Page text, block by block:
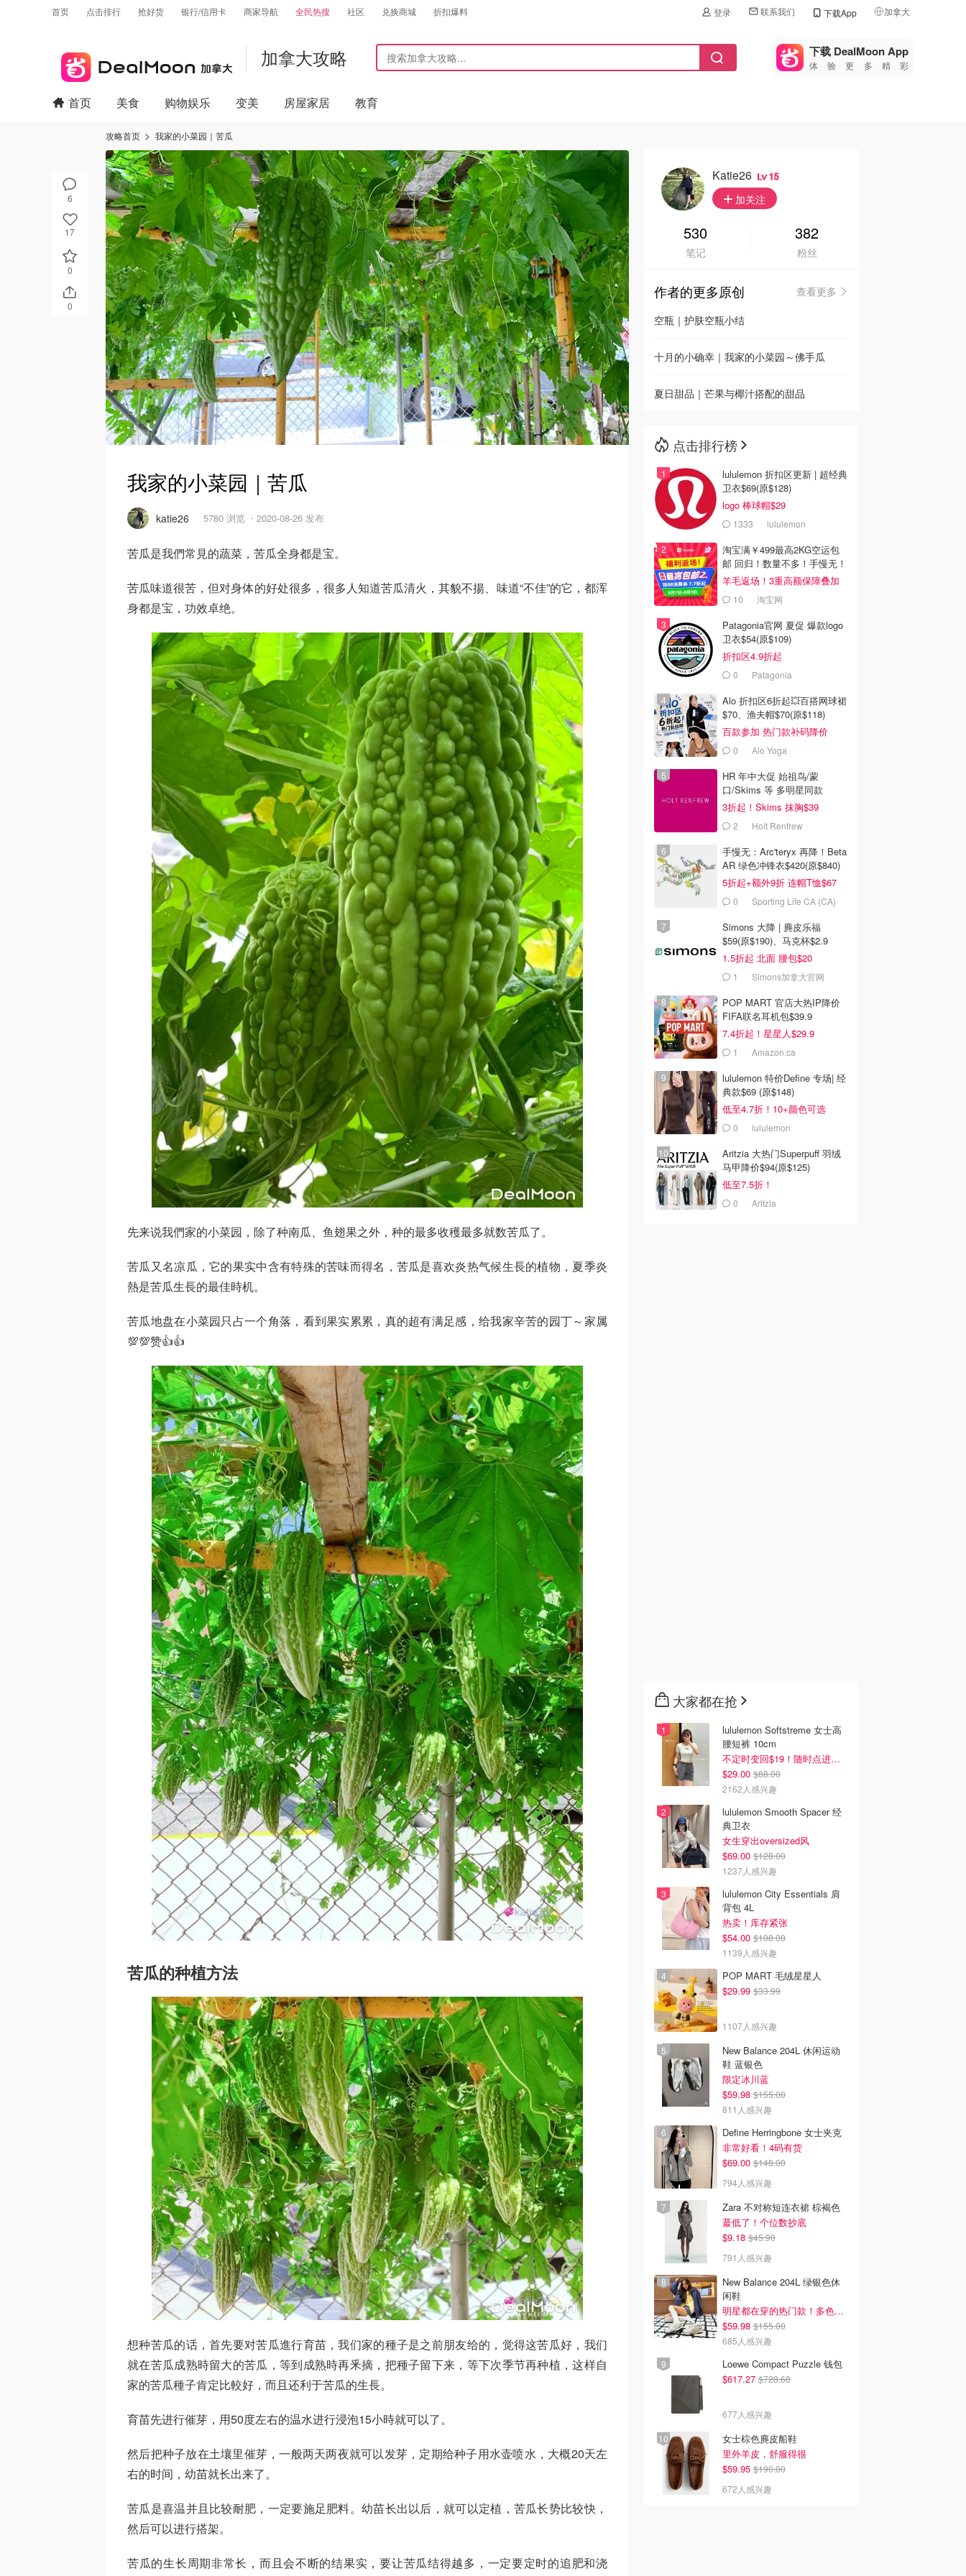
首页 点击排行 抢好货 银行/信用卡 商家导航 全民热搜 社区 兑换商城 折扣爆料 登录 联系我们 下载App 加拿大
🇺🇸
美国
🇨🇳中国
🇮🇹
🇦🇺
🇳🇿新西兰
加拿大攻略 下载 DealMoon App
体验更多精彩
6
17
0
0
首页 美食 购物娱乐 变美 房屋家居 教育
攻略首页 我家的小菜园｜苦瓜
我家的小菜园｜苦瓜
katie26 5780 浏览 2020-08-26 发布
苦瓜是我們常見的蔬菜，苦瓜全身都是宝。
苦瓜味道很苦，但对身体的好处很多，很多人知道苦瓜清火，其貌不揚、味道“不佳”的它，都浑
身都是宝，功效卓绝。
先来说我們家的小菜园，除了种南瓜、鱼翅果之外，种的最多收穫最多就数苦瓜了。
苦瓜又名凉瓜，它的果实中含有特殊的苦味而得名，苦瓜是喜欢炎热气候生長的植物，夏季炎
熱是苦瓜生長的最佳時机。
苦瓜地盘在小菜园只占一个角落，看到果实累累，真的超有满足感，给我家辛苦的园丁～家属
💯💯赞👍👍
苦瓜的种植方法
想种苦瓜的话，首先要对苦瓜進行育苗，我们家的種子是之前朋友给的，觉得这苦瓜好，我们
就在苦瓜成熟時留大的苦瓜，等到成熟時再釆摘，把種子留下来，等下次季节再种植，这样自
家的苦瓜種子肯定比較好，而且还利于苦瓜的生長。
育苗先进行催芽，用50度左右的温水进行浸泡15小時就可以了。
然后把种子放在土壤里催芽，一般两天两夜就可以发芽，定期给种子用水壶喷水，大概20天左
右的时间，幼苗就长出来了。
苦瓜是喜温并且比较耐肥，一定要施足肥料。幼苗长出以后，就可以定植，苦瓜长势比较快，
然后可以进行搭架。
苦瓜的生长周期非常长，而且会不断的结果实，要让苦瓜结得越多，一定要定时的追肥和浇
Katie26 15
加关注
530
笔记
382
粉丝
作者的更多原创
查看更多
空瓶｜护肤空瓶小结
十月的小确幸｜我家的小菜园～佛手瓜
夏日甜品｜芒果与椰汁搭配的甜品
点击排行榜
lululemon 折扣区更新 | 超经典
卫衣$69(原$128)
logo 棒球帽$29
1333 lululemon
淘宝满￥499最高2KG空运包
邮 回归！数量不多！手慢无！
羊毛返场！3重高额保障叠加
10 淘宝网
Patagonia官网 夏促 爆款logo
卫衣$54(原$109)
折扣区4.9折起
0 Patagonia
Alo 折扣区6折起💥百搭网球裙
$70、渔夫帽$70(原$118)
百款参加 热门款补码降价
0 Alo Yoga
HR 年中大促 始祖鸟/蒙
口/Skims 等 多明星同款
3折起！Skims 抹胸$39
2 Holt Renfrew
手慢无：Arc'teryx 再降！Beta
AR 绿色冲锋衣$420(原$840)
5折起+额外9折 连帽T恤$67
0 Sporting Life CA (CA)
Simons 大降 | 麂皮乐福
$59(原$190)、马克杯$2.9
1.5折起 北面 腰包$20
1 Simons加拿大官网
POP MART 官店大热IP降价
FIFA联名耳机包$39.9
7.4折起！星星人$29.9
1 Amazon.ca
lululemon 特价Define 专场| 经
典款$69 (原$148)
低至4.7折！10+颜色可选
0 lululemon
Aritzia 大热门Superpuff 羽绒
马甲降价$94(原$125)
低至7.5折！
0 Aritzia
大家都在抢
lululemon Softstreme 女士高
腰短裤 10cm
不定时变回$19！随时点进来看
$29.00 $88.00
2162人感兴趣
lululemon Smooth Spacer 经
典卫衣
女生穿出oversized风
$69.00 $128.00
1237人感兴趣
lululemon City Essentials 肩
背包 4L
热卖！库存紧张
$54.00 $108.00
1139人感兴趣
POP MART 毛绒星星人
$29.99 $33.99
1107人感兴趣
New Balance 204L 休闲运动
鞋 蓝银色
限定冰川蓝
$59.98 $155.00
811人感兴趣
Define Herringbone 女士夹克
非常好看！4码有货
$69.00 $148.00
794人感兴趣
Zara 不对称短连衣裙 棕褐色
蕞低了！个位数抄底
$9.18 $45.90
791人感兴趣
New Balance 204L 绿银色休
闲鞋
明星都在穿的热门款！多色可选 3.8折
$59.98 $155.00
685人感兴趣
Loewe Compact Puzzle 钱包
$617.27 $728.68
677人感兴趣
女士棕色麂皮船鞋
里外羊皮，舒服得很
$59.95 $190.00
672人感兴趣